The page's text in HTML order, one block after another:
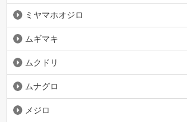
ミヤマホオジロ
ムギマキ
ムクドリ
ムナグロ
メジロ